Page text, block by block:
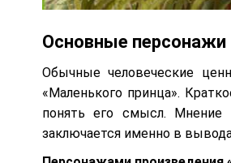
Основные персонажи
Обычные человеческие
«Маленького принца».
понять его смысл. Мнение
заключается именно в